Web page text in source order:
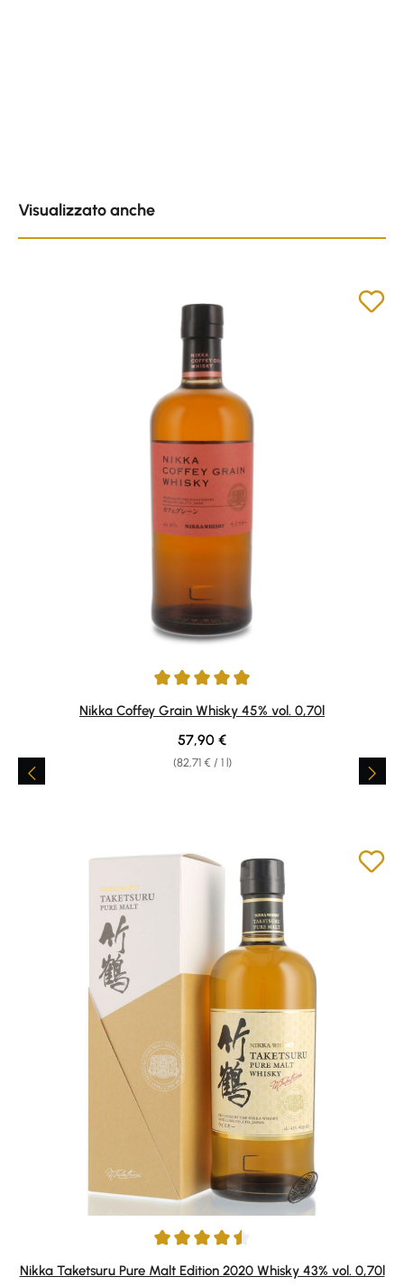
Visualizzato anche
Average rating of 4.93 out of 5 stars
Nikka Coffey Grain Whisky 45% vol. 0,70l
(82,71 € / 1 l)
Regular price:
57,90 €
Average rating of 4.43 out of 5 stars
Nikka Taketsuru Pure Malt Edition 2020 Whisky 43% vol. 0,70l